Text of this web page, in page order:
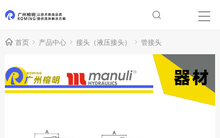
首页 产品中心 接头（液压接头） 管接头